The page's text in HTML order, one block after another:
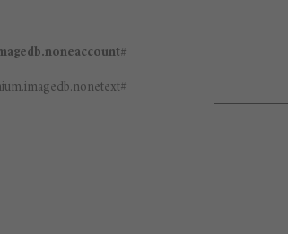
#general.premium.imagedb.noneaccount
#general.premium.imagedb.nonetext